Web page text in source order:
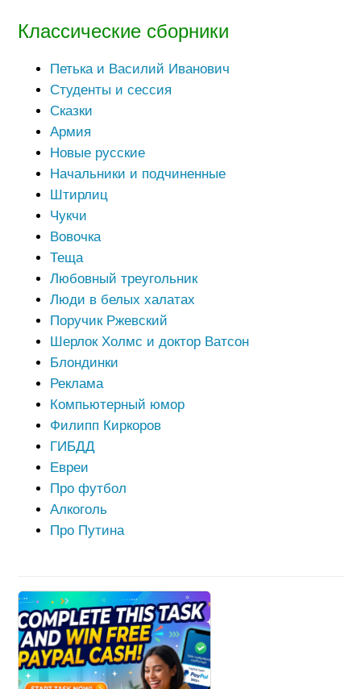
Классические сборники
Петька и Василий Иванович
Студенты и сессия
Сказки
Армия
Новые русские
Начальники и подчиненные
Штирлиц
Чукчи
Вовочка
Теща
Любовный треугольник
Люди в белых халатах
Поручик Ржевский
Шерлок Холмс и доктор Ватсон
Блондинки
Реклама
Компьютерный юмор
Филипп Киркоров
ГИБДД
Евреи
Про футбол
Алкоголь
Про Путина